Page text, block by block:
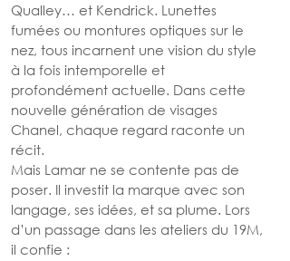
Qualley… et Kendrick. Lunettes
fumées ou montures optiques sur le
nez, tous incarnent une vision du style
à la fois intemporelle et
profondément actuelle. Dans cette
nouvelle génération de visages
Chanel, chaque regard raconte un
récit.
Mais Lamar ne se contente pas de
poser. Il investit la marque avec son
langage, ses idées, et sa plume. Lors
d’un passage dans les ateliers du 19M,
il confie :